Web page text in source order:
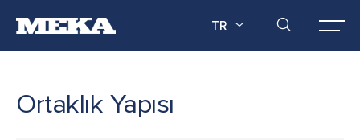
TR
Ortaklık Yapısı